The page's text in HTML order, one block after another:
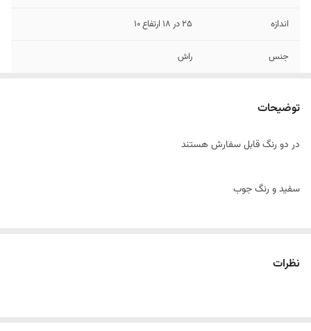
اندازه 25 در 18 ارتفاع 10
جنس راش
توضیحات
در دو رنگ قابل سفارش هستند
سفید و رنگ جوب
نظرات